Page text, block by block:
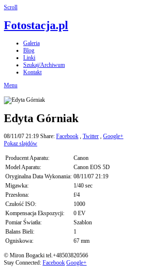
Scroll
Fotostacja.pl
Galeria
Blog
Linki
Szukaj/Archiwum
Kontakt
Menu
Edyta Górniak
08/11/07 21:19 Share: Facebook , Twitter , Google+
Pokaz slajdów
Producent Aparatu:
Canon
Model Aparatu:
Canon EOS 5D
Oryginalna Data Wykonania: 08/11/07 21:19
Migawka:
1/40 sec
Przesłona:
f/4
Czułość ISO:
1000
Kompensacja Ekspozycji:
0 EV
Pomiar Światła:
Szablon
Balans Bieli:
1
Ogniskowa:
67 mm
© Miron Bogacki tel.+48503820566
Stay Connected: Facebook Google+